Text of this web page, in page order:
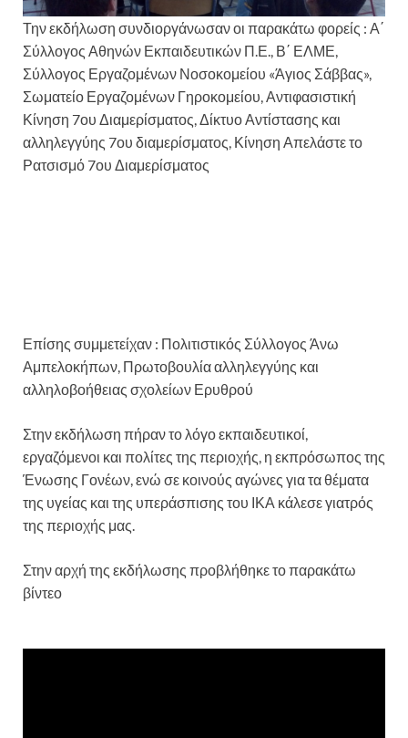
Την εκδήλωση συνδιοργάνωσαν οι παρακάτω φορείς : Α΄
Σύλλογος Αθηνών Εκπαιδευτικών Π.Ε., Β΄ ΕΛΜΕ,
Σύλλογος Εργαζομένων Νοσοκομείου «Άγιος Σάββας»,
Σωματείο Εργαζομένων Γηροκομείου, Αντιφασιστική
Κίνηση 7ου Διαμερίσματος, Δίκτυο Αντίστασης και
αλληλεγγύης 7ου διαμερίσματος, Κίνηση Απελάστε το
Ρατσισμό 7ου Διαμερίσματος
Επίσης συμμετείχαν : Πολιτιστικός Σύλλογος Άνω
Αμπελοκήπων, Πρωτοβουλία αλληλεγγύης και
αλληλοβοήθειας σχολείων Ερυθρού
Στην εκδήλωση πήραν το λόγο εκπαιδευτικοί,
εργαζόμενοι και πολίτες της περιοχής, η εκπρόσωπος της
Ένωσης Γονέων, ενώ σε κοινούς αγώνες για τα θέματα
της υγείας και της υπεράσπισης του ΙΚΑ κάλεσε γιατρός
της περιοχής μας.
Στην αρχή της εκδήλωσης προβλήθηκε το παρακάτω
βίντεο